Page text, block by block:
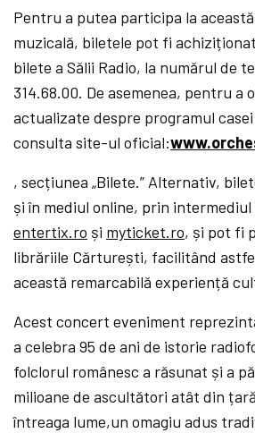
Pentru a putea participa la
muzicală, biletele pot fi
bilete a Sălii Radio, la numărul de
314.68.00. De asemenea, pentru a
actualizate despre programul
consulta site-ul oficial:
, secțiunea „Bilete.” Alternativ,
și în mediul online, prin
entertix.ro și myticket.ro, și pot fi
librăriile Cărturești, facilitând
această remarcabilă experiență
Acest concert eveniment
a celebra 95 de ani de istorie
folclorul românesc a răsunat și a
milioane de ascultători atât din
întreaga lume,un omagiu adus